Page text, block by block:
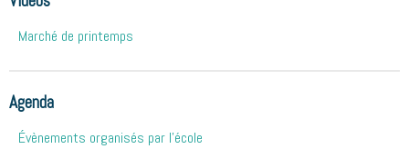
Marché de printemps
Agenda
Évènements organisés par l'école